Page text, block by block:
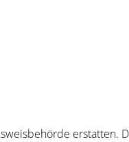
erstatten.